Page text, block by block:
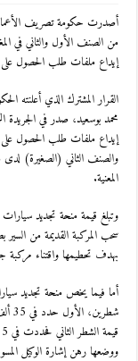
أصدرت حكومة تصريف
إيداع ملفات طلب الحصول
القرار المشترك الذي أعلنته
إيداع ملفات طلب الحصول
والصنف الثاني (الصغيرة) لدى
المعنية.
سحب المركبة القديمة من السير
بهدف تحطيمها واقتناء مركبة
أما فيما يخص منحة تجديد
ووضعها رهن إشارة الوكيل